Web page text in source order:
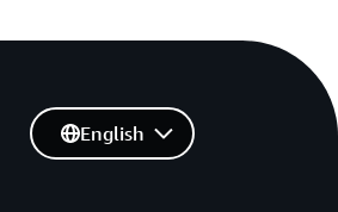
English